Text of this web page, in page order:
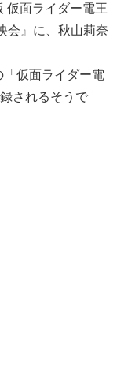
仮面ライダー電王
会』に、秋山莉奈
仮面ライダー電
されるそうで